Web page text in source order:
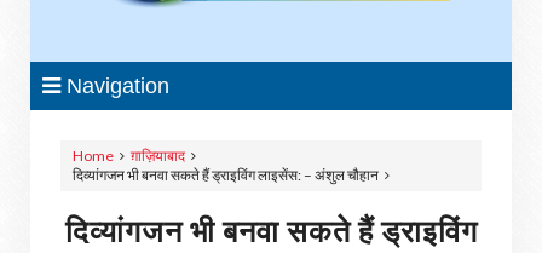
Navigation
Home
ग़ाज़ियाबाद
दिव्यांगजन भी बनवा सकते हैं ड्राइविंग लाइसेंस: – अंशुल चौहान
दिव्यांगजन भी बनवा सकते हैं ड्राइविंग